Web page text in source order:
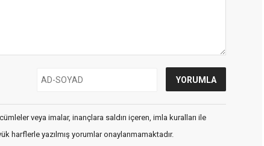
veya imalar, inançlara saldırı içeren, imla kuralları ile
harflerle yazılmış yorumlar onaylanmamaktadır.